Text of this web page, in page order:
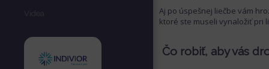
Videa
Aj po úspešnej liečbe vám
ktoré ste museli vynaložiť pri
Čo robiť, aby vás